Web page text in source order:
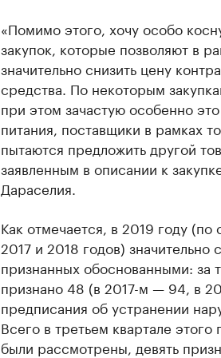
«Помимо этого, хочу особо
закупок, которые позволяют в
значительно снизить цену
средства. По некоторым
при этом зачастую особенно
питания, поставщики в рамках
пытаются предложить другой
заявленным в описании к
Дараселия.
Как отмечается, в 2019 году
2017 и 2018 годов) значительно
признанных обоснованными: за
признано 48 (в 2017-м — 94, в
предписания об устранении
Всего в третьем квартале
были рассмотрены, девять